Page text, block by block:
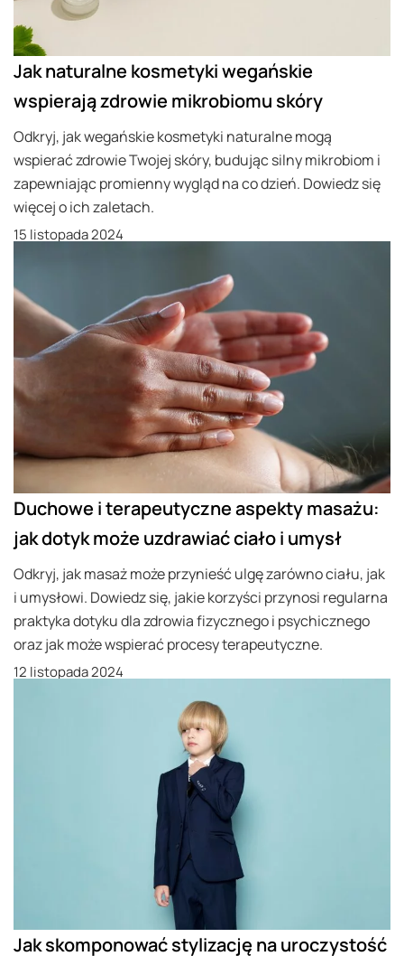
Jak naturalne kosmetyki wegańskie
wspierają zdrowie mikrobiomu skóry
Odkryj, jak wegańskie kosmetyki naturalne mogą
wspierać zdrowie Twojej skóry, budując silny mikrobiom i
zapewniając promienny wygląd na co dzień. Dowiedz się
więcej o ich zaletach.
15 listopada 2024
Duchowe i terapeutyczne aspekty masażu:
jak dotyk może uzdrawiać ciało i umysł
Odkryj, jak masaż może przynieść ulgę zarówno ciału, jak
i umysłowi. Dowiedz się, jakie korzyści przynosi regularna
praktyka dotyku dla zdrowia fizycznego i psychicznego
oraz jak może wspierać procesy terapeutyczne.
12 listopada 2024
Jak skomponować stylizację na uroczystość